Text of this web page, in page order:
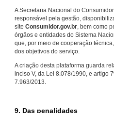
A Secretaria Nacional do
responsável pela gestão,
site Consumidor.gov.br, bem como
órgãos e entidades do Sistema
que, por meio de cooperação
dos objetivos do serviço.
A criação desta plataforma guarda
inciso V, da Lei 8.078/1990, e artigo
7.963/2013.
9. Das penalidades